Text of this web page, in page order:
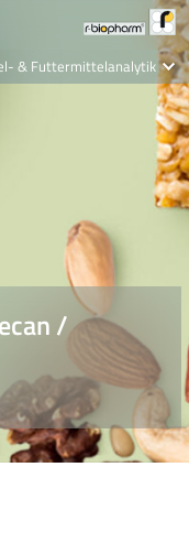
& Futtermittelanalytik
/